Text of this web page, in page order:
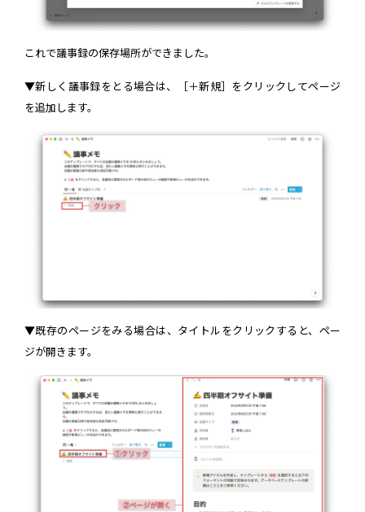
これで議事録の保存場所ができました。
▼新しく議事録をとる場合は、［＋新規］をクリックしてページ
を追加します。
▼既存のページをみる場合は、タイトルをクリックすると、ペー
ジが開きます。